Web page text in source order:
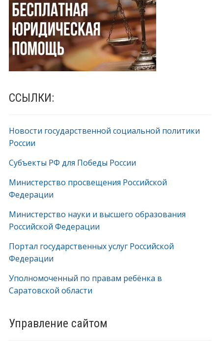
ССЫЛКИ:
Новости государственной социальной политики
России
Субъекты РФ для Победы России
Министерство просвещения Российской
Федерации
Министерство науки и высшего образования
Российской Федерации
Портал государственных услуг Российской
Федерации
Уполномоченный по правам ребёнка в
Саратовской области
Управление сайтом